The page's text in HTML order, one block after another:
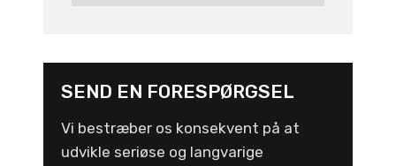
SEND EN FORESPØRGSEL
Vi bestræber os konsekvent på at
udvikle seriøse og langvarige